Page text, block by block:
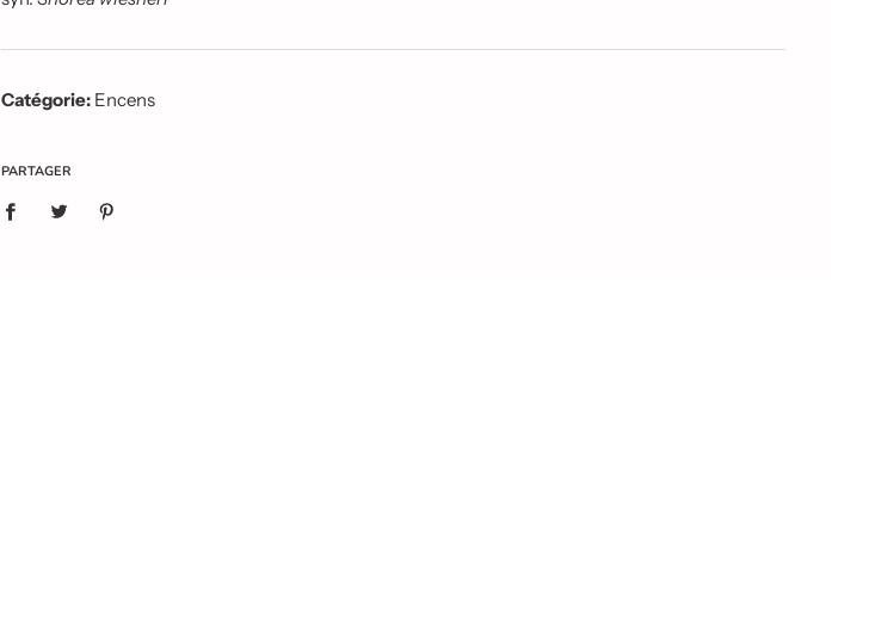
n
e
c
.
Catégorie: Encens
PARTAGER